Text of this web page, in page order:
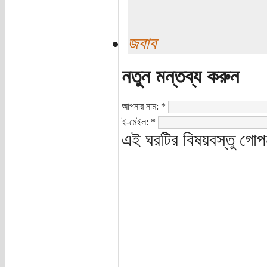
জবাব
নতুন মন্তব্য করুন
আপনার নাম: *
ই-মেইল: *
এই ঘরটির বিষয়বস্তু